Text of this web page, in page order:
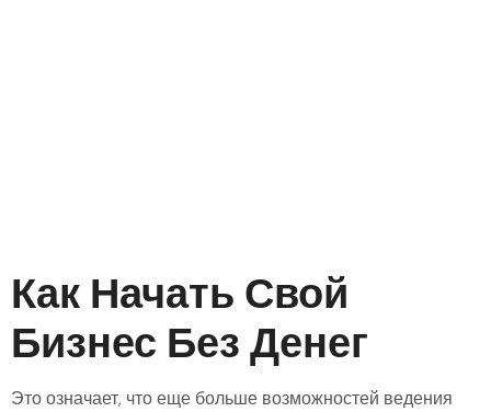
Как Начать Свой
Бизнес Без Денег
Это означает, что еще больше возможностей ведения